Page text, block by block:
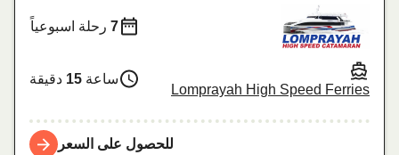
Lomprayah High Speed Ferries
7رحلة اسبوعياً
ساعة15دقيقة
للحصول على السعر